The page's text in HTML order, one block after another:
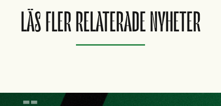
LÄS FLER RELATERADE NYHETER